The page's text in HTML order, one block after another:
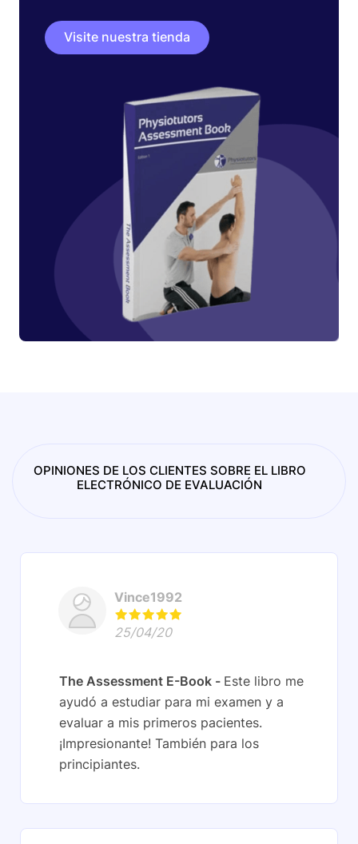
Visite nuestra tienda
OPINIONES DE LOS CLIENTES SOBRE EL LIBRO
ELECTRÓNICO DE EVALUACIÓN
Vince1992
25/04/20
The Assessment E-Book
Este libro me
ayudó a estudiar para mi examen y a
evaluar a mis primeros pacientes.
¡Impresionante! También para los
principiantes.